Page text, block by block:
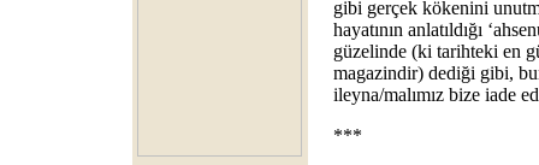
gibi gerçek kökenini
hayatının anlatıldığı
güzelinde (ki tarihteki en
magazindir) dediği gibi,
ileyna/malımız bize iade
***